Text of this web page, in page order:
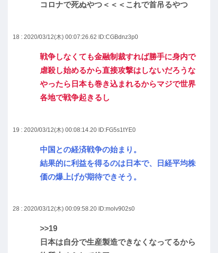
コロナで死ぬやつ＜＜＜これで首吊るやつ
18 : 2020/03/12(木) 00:07:26.62 ID:CGBdnz3p0
戦争しなくても金融制裁すれば勝手に身内で
虐殺し始めるから直接攻撃はしないだろうな
やったら日本も巻き込まれるからマジで世界
各地で戦争起きるし
19 : 2020/03/12(木) 00:08:14.20 ID:FG5s1tYE0
中国との経済戦争の始まり。
結果的に利益を得るのは日本で、日経平均株
価の爆上げが期待できそう。
28 : 2020/03/12(木) 00:09:58.20 ID:molv902s0
>>19
日本は自分で生産製造できなくなってるから